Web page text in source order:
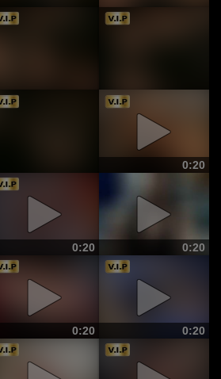
0:20
0:20 0:20
0:20 0:20